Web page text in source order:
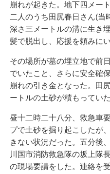
崩れが起きた。地下四メー
二人のうち田尻春日さん(当
深さ三メートルの溝に生き
髪で脱出し、応援を頼みにい
その場所が墓の埋立地で前
でいたこと、さらに安全確
崩れの引き金となった。田
ートルの土砂が積もっていた
昼十二時二十八分、救急車
プで土砂を掘り起こしたが
きない状況だった。五分後
川国市消防救急隊の坂上隊
の現場要請をした。連絡を